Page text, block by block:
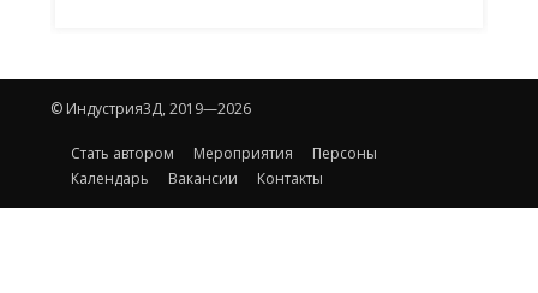
© Индустрия3Д, 2019—2026
Стать автором Мероприятия
Персоны
Календарь
Вакансии Контакты